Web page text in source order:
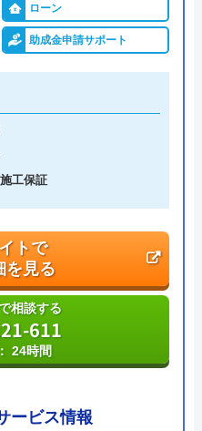
ローン
助成金申請サポート
工保証
トで
を見る
相談する
611
24時間
ービス情報